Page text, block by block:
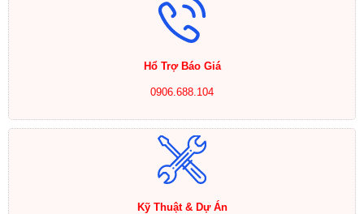
Hổ Trợ Báo Giá
0906.688.104
Kỹ Thuật & Dự Án